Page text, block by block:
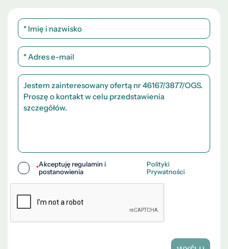
*Akceptuję regulamin i
postanowienia
Polityki
Prywatności